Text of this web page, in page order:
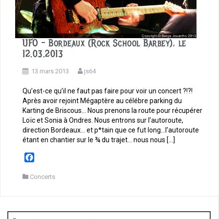
UFO – Bordeaux (Rock School Barbey), le
12.03.2013
13 mars 2013 js64
Qu’est-ce qu’il ne faut pas faire pour voir un concert ?!?!
Après avoir rejoint Mégaptère au célébre parking du
Karting de Briscous… Nous prenons la route pour récupérer
Loïc et Sonia à Ondres. Nous entrons sur l’autoroute,
direction Bordeaux… et p*tain que ce fut long…l’autoroute
étant en chantier sur le ¾ du trajet… nous nous […]
c
Concerts